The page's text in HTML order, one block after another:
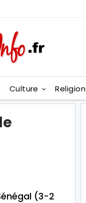
Culture Religion
(3-2